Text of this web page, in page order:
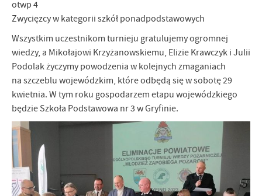
otwp 4
Zwycięzcy w kategorii szkół ponadpodstawowych
Wszystkim uczestnikom turnieju gratulujemy ogromnej
wiedzy, a Mikołajowi Krzyżanowskiemu, Elizie Krawczyk i Julii
Podolak życzymy powodzenia w kolejnych zmaganiach
na szczeblu wojewódzkim, które odbędą się w sobotę 29
kwietnia. W tym roku gospodarzem etapu wojewódzkiego
będzie Szkoła Podstawowa nr 3 w Gryfinie.